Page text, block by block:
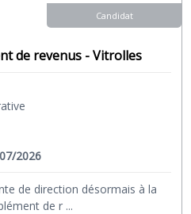
de revenus - Vitrolles
2026
de direction désormais à la
de r ...
Candidat